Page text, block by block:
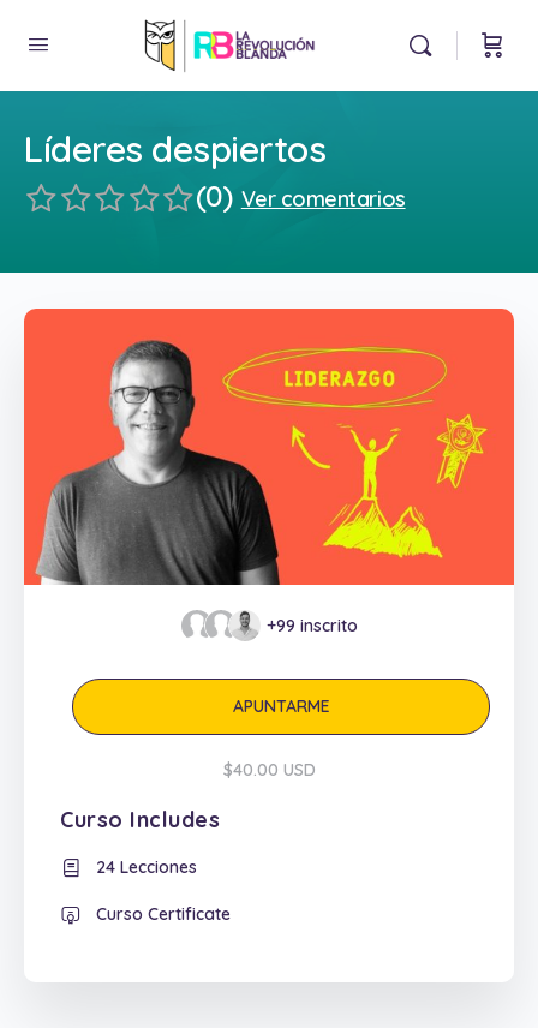
Líderes despiertos
(0) Ver comentarios
+99 inscrito
APUNTARME
$40.00 USD
Curso Includes
24 Lecciones
Curso Certificate